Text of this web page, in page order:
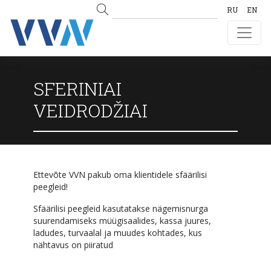
RU EN
SFERINIAI
VEIDRODŽIAI
Ettevõte VVN pakub oma klientidele sfäärilisi
peegleid!
Sfäärilisi peegleid kasutatakse nägemisnurga
suurendamiseks müügisaalides, kassa juures,
ladudes, turvaalal ja muudes kohtades, kus
nähtavus on piiratud